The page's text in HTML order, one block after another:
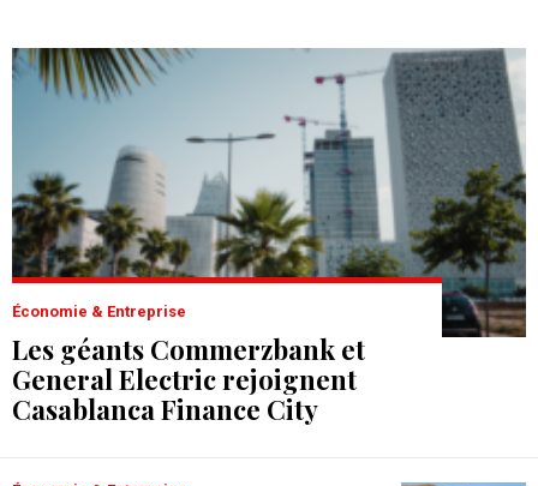
Économie & Entreprise
Les géants Commerzbank et
General Electric rejoignent
Casablanca Finance City